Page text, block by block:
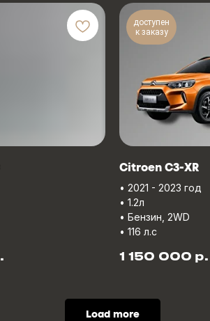
доступен
к заказу
Citroеn C3-XR
• 2021 - 2023 год
• 1.2л
• Бензин, 2WD
• 116 л.с
1 150 000 р.
Load more